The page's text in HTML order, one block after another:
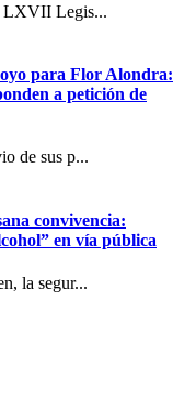
LXVII Legis...
para Flor Alondra:
a petición de
de sus p...
convivencia:
en vía pública
la segur...